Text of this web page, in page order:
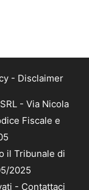
- Disclaimer
- Via Nicola
Fiscale e
il Tribunale di
2025
- Contattaci